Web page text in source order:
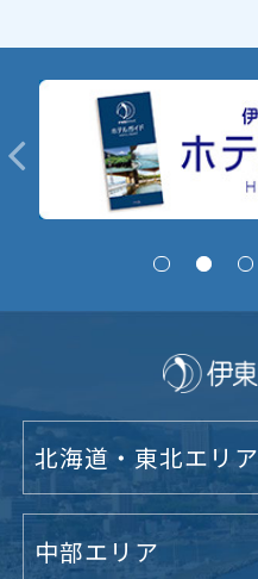
北海道・東北エリア
中部エリア